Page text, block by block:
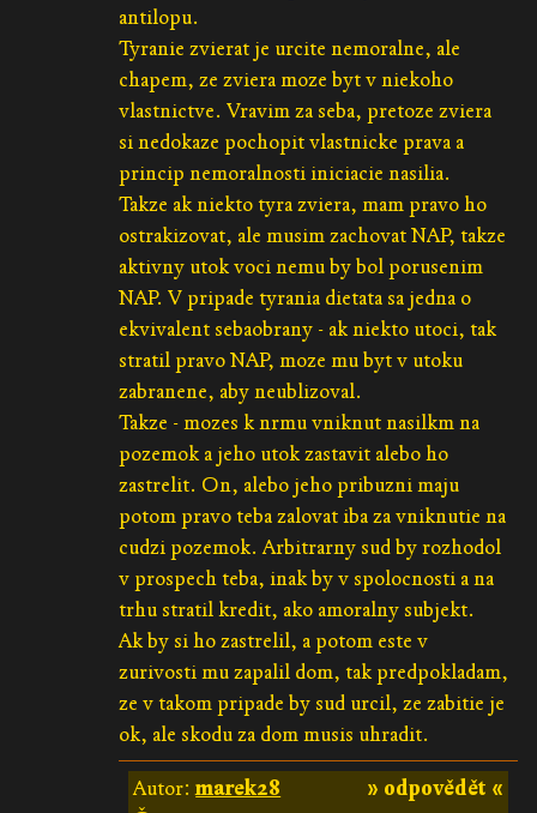
antilopu.
Tyranie zvierat je urcite nemoralne, ale
chapem, ze zviera moze byt v niekoho
vlastnictve. Vravim za seba, pretoze zviera
si nedokaze pochopit vlastnicke prava a
princip nemoralnosti iniciacie nasilia.
Takze ak niekto tyra zviera, mam pravo ho
ostrakizovat, ale musim zachovat NAP, takze
aktivny utok voci nemu by bol porusenim
NAP. V pripade tyrania dietata sa jedna o
ekvivalent sebaobrany - ak niekto utoci, tak
stratil pravo NAP, moze mu byt v utoku
zabranene, aby neublizoval.
Takze - mozes k nrmu vniknut nasilkm na
pozemok a jeho utok zastavit alebo ho
zastrelit. On, alebo jeho pribuzni maju
potom pravo teba zalovat iba za vniknutie na
cudzi pozemok. Arbitrarny sud by rozhodol
v prospech teba, inak by v spolocnosti a na
trhu stratil kredit, ako amoralny subjekt.
Ak by si ho zastrelil, a potom este v
zurivosti mu zapalil dom, tak predpokladam,
ze v takom pripade by sud urcil, ze zabitie je
ok, ale skodu za dom musis uhradit.
» odpovědět «
Autor:marek28